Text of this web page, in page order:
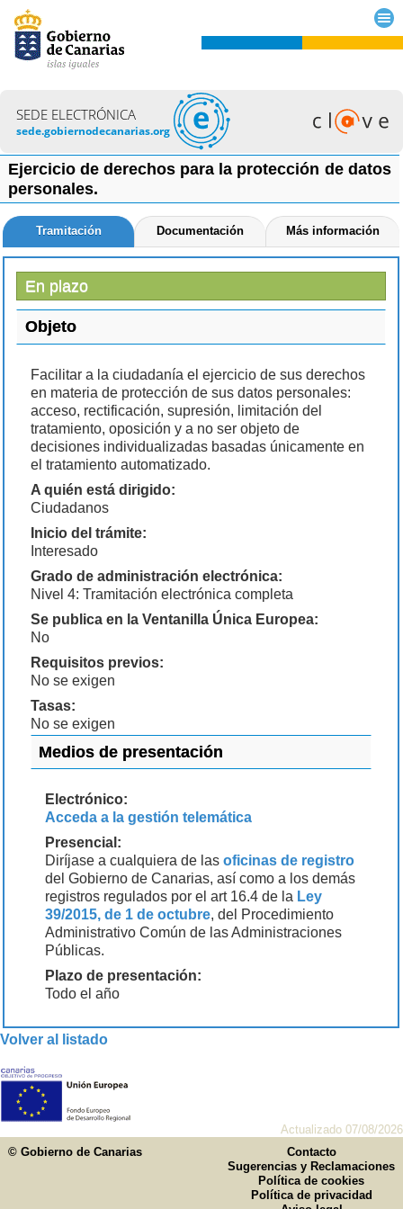
SEDE ELECTRÓNICA
sede.gobiernodecanarias.org
Ejercicio de derechos para la protección de datos
personales.
Tramitación Documentación Más información
En plazo
Objeto
Facilitar a la ciudadanía el ejercicio de sus derechos
en materia de protección de sus datos personales:
acceso, rectificación, supresión, limitación del
tratamiento, oposición y a no ser objeto de
decisiones individualizadas basadas únicamente en
el tratamiento automatizado.
A quién está dirigido:
Ciudadanos
Inicio del trámite:
Interesado
Grado de administración electrónica:
Nivel 4: Tramitación electrónica completa
Se publica en la Ventanilla Única Europea:
No
Requisitos previos:
No se exigen
Tasas:
No se exigen
Medios de presentación
Electrónico:
Acceda a la gestión telemática
Presencial:
Diríjase a cualquiera de lasoficinas de registro
del Gobierno de Canarias, así como a los demás
registros regulados por el art 16.4 de la Ley
39/2015, de 1 de octubre, del Procedimiento
Administrativo Común de las Administraciones
Públicas.
Plazo de presentación:
Todo el año
Volver al listado
Actualizado 07/08/2026
© Gobierno de Canarias
Contacto
Sugerencias y Reclamaciones
Política de cookies
Política de privacidad